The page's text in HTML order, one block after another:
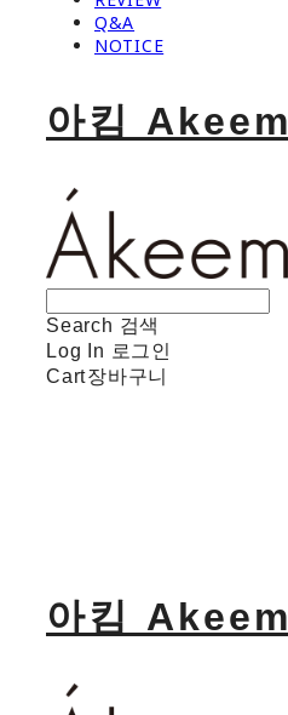
Q&A
NOTICE
아킴 Akeem
Search 검색
Log In 로그인
Cart장바구니
아킴 Akeem